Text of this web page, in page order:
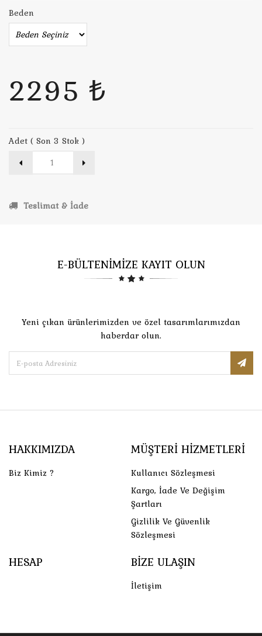
Beden
2295 ₺
Adet ( Son 3 Stok )
Teslimat & İade
E-BÜLTENİMİZE KAYIT OLUN
Yeni çıkan ürünlerimizden ve özel tasarımlarımızdan
haberdar olun.
HAKKIMIZDA
Biz Kimiz ?
MÜŞTERI HIZMETLERI
Kullanıcı Sözleşmesi
Kargo, İade Ve Değişim
Şartları
Gizlilik Ve Güvenlik
Sözleşmesi
HESAP BIZE ULAŞIN
İletişim